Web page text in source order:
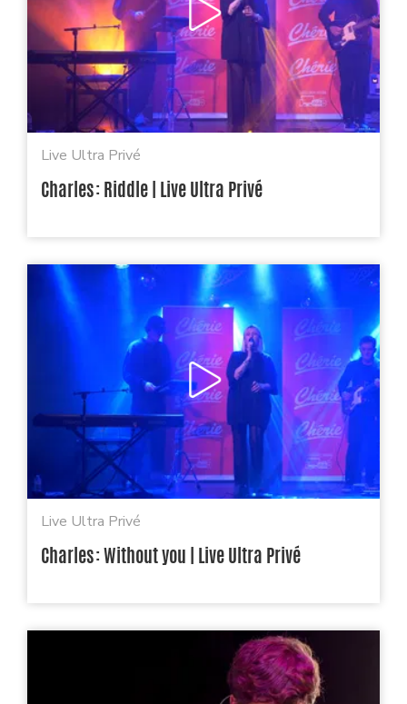
Live Ultra Privé
Charles : Riddle | Live Ultra Privé
Live Ultra Privé
Charles : Without you | Live Ultra Privé